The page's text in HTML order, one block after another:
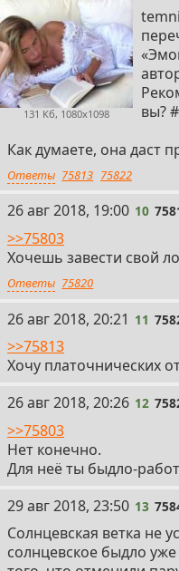
131 Кб, 1080x1098
вы?
Как думаете, она даст
Ответы 75813 75822
10
26 авг 2018, 19:00 10
>>75803
Хочешь завести свой
Ответы 75820
11
26 авг 2018, 20:21 11
>>75813
Хочу платочнических
12
26 авг 2018, 20:26 12
>>75803
Нет конечно.
Для неё ты быдло-
13
29 авг 2018, 23:50 13
Солнцевская ветка не
солнцевское быдло